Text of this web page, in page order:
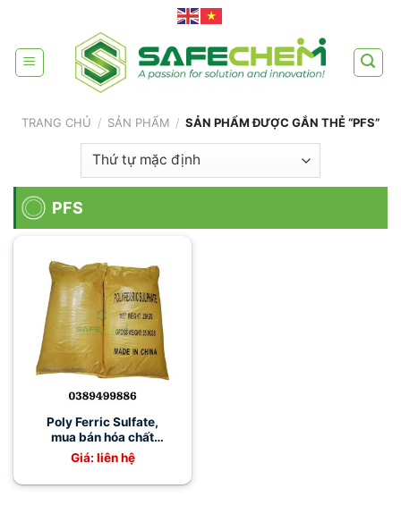
content
TRANG CHỦ / SẢN PHẨM / SẢN PHẨM ĐƯỢC GẮN THẺ “PFS”
PFS
Poly Ferric Sulfate,
mua bán hóa chất
poly ferric sulfate giá
tốt
Giá: liên hệ